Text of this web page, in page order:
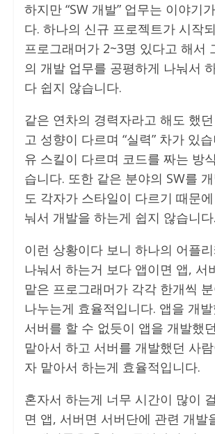
하지만 “SW 개발” 업무는 이야기
다. 하나의 신규 프로젝트가 시작
프로그래머가 2~3명 있다고 해서
의 개발 업무를 공평하게 나눠서
다 쉽지 않습니다.
같은 연차의 경력자라고 해도 했
고 성향이 다르며 “실력” 차가 있
유 스킬이 다르며 코드를 짜는 방
습니다. 또한 같은 분야의 SW를
도 각자가 스타일이 다르기 때문
눠서 개발을 하는게 쉽지 않습니다.
이런 상황이다 보니 하나의 어플
나눠서 하는거 보다 앱이면 앱, 서
맡은 프로그래머가 각각 한개씩
나누는게 효율적입니다. 앱을 개
서버를 할 수 없듯이 앱을 개발했
맡아서 하고 서버를 개발했던 사
자 맡아서 하는게 효율적입니다.
혼자서 하는게 너무 시간이 많이
면 앱, 서버면 서버단에 관련 개발